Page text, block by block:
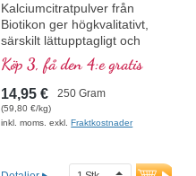
Kalciumcitratpulver från
Biotikon ger högkvalitativt,
särskilt lättupptagligt och
skonsamt kalcium i ren form –
helt fritt från tillsatser och
med optimal biotillgänglighet.
Kalcium spelar en avgörande
roll i kroppen. Det är viktigt för
matsmältning och
Köp 3, få den 4:e gratis
14,95 € 250 Gram
(59,80 €/kg)
inkl. moms. exkl.Fraktkostnader